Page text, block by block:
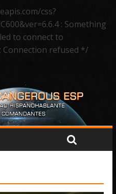
css?
: Something
to connect to
Connection refused */